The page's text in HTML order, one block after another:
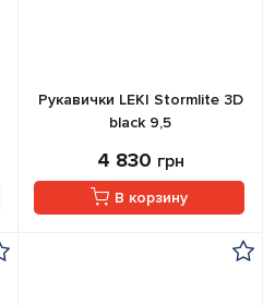
Рукавички LEKI Stormlite 3D
black 9,5
4 830 грн
В корзину